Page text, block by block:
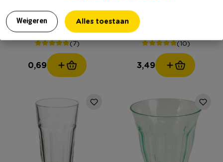
Weigeren Alles toestaan
Glas Lynn - 175 ml
(7)
0,69
Glas Jill - 340 ml
(10)
3,49